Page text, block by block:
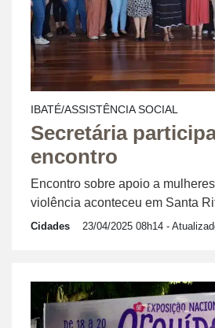
IBATÉ/ASSISTÊNCIA SOCIAL
Secretária
encontro
Encontro sobre apoio a
violência aconteceu em Santa
Cidades 23/04/2025 08h14 -